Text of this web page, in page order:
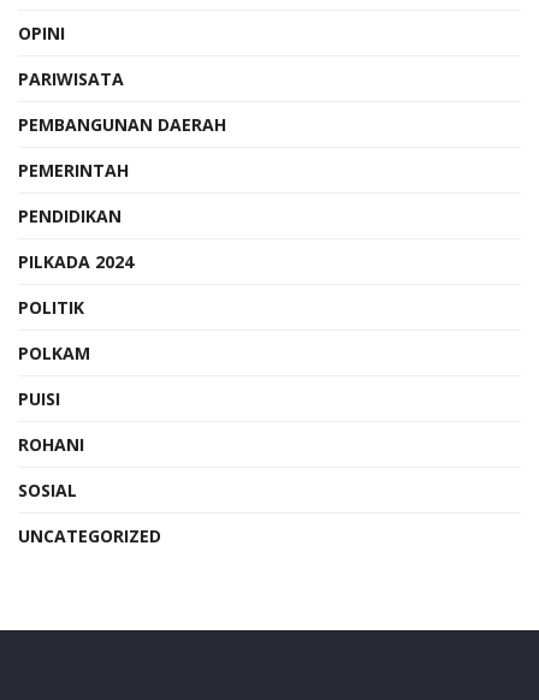
OPINI
PARIWISATA
PEMBANGUNAN DAERAH
PEMERINTAH
PENDIDIKAN
PILKADA 2024
POLITIK
POLKAM
PUISI
ROHANI
SOSIAL
UNCATEGORIZED